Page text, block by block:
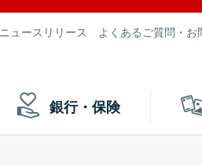
ニュースリリース よくあるご質問・お
銀行・保険